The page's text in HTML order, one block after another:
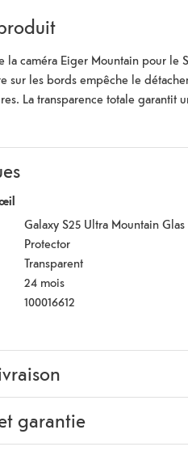
la caméra Eiger Mountain pour le
sur les bords empêche le
La transparence totale
petit kit de nettoyage qui permet
Galaxy S25 Ultra Mountain
Protector
Transparent
24 mois
100016612
Protection d'objectif de
garantie
24 mois